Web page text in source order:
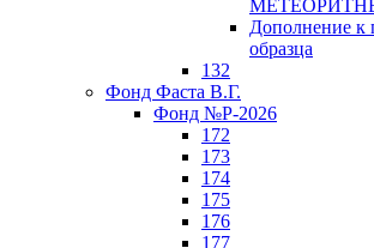
Дополнение к
образца
132
Фонд Фаста В.Г.
Фонд №Р-2026
172
173
174
175
176
177